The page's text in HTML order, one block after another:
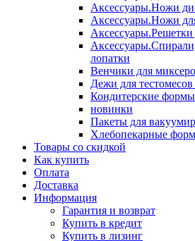
Аксессуары.Ножи
Аксессуары.Ножи
Аксессуары.Решетки
лопатки
Венчики для
Дежи для
Кондитерские формы
новинки
Пакеты для
Хлебопекарные
Товары со скидкой
Как купить
Оплата
Доставка
Информация
Гарантия и возврат
Купить в кредит
Купить в лизинг